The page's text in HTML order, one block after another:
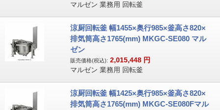
マルゼン 業務用 回転釜
涼厨回転釜 幅1455×奥行985×釜高さ820×
排気筒高さ1765(mm) MKGC-SE080 マル
ゼン
販売価格(税込): 2,015,448 円
マルゼン 業務用 回転釜
涼厨回転釜 幅1425×奥行985×釜高さ820×
排気筒高さ1765(mm) MKGC-SE080Fマル